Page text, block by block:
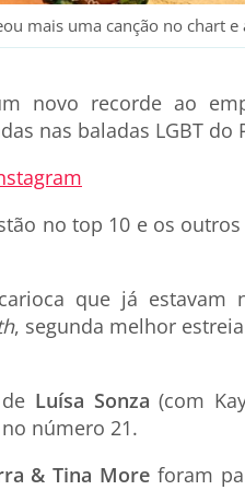
mais uma canção no chart e
novo recorde ao
nas baladas LGBT do
no top 10 e os
que já estavam
, segunda melhor
Luísa Sonza (com
número 21.
& Tina More foram